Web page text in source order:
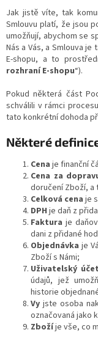
Jak jistě víte, tak
Smlouvu platí, že jsou
umožňují, abychom se
Nás a Vás, a Smlouva
E-shopu, a to
rozhraní E-shopu“).
Pokud některá část
schválili v rámci
tato konkrétní dohoda
Některé
Cena je finanční
Cena za
doručení Zboží, a
Celková cena je
DPH je daň z
Faktura je
dani z přidané
Objednávka je
Zboží s Námi;
Uživatelský účet
údajů, jež
historie
Vy jste osoba
označovaná jako
Zbožíje vše, co